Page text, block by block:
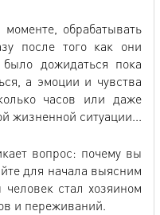
обрабатывать
после того как они
дожидаться пока
а эмоции и чувства
часов или даже
жизненной ситуации...
вопрос: почему вы
для начала выясним
стал хозяином
и переживаний.